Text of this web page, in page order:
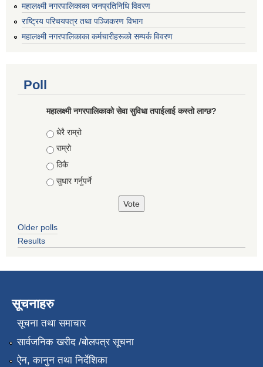
महालक्ष्मी नगरपालिकाका जनप्रतिनिधि विवरण
राष्ट्रिय परिचयपत्र तथा पञ्जिकरण विभाग
महालक्ष्मी नगरपालिकाका कर्मचारीहरूको सम्पर्क विवरण
Poll
महालक्ष्मी नगरपालिकाको सेवा सुविधा तपाईलाई कस्तो लाग्छ?
Choices
धेरै राम्रो
राम्रो
ठिकै
सुधार गर्नुपर्ने
Older polls
Results
सूचनाहरु
सूचना तथा समाचार
सार्वजनिक खरीद /बोलपत्र सूचना
ऐन, कानुन तथा निर्देशिका